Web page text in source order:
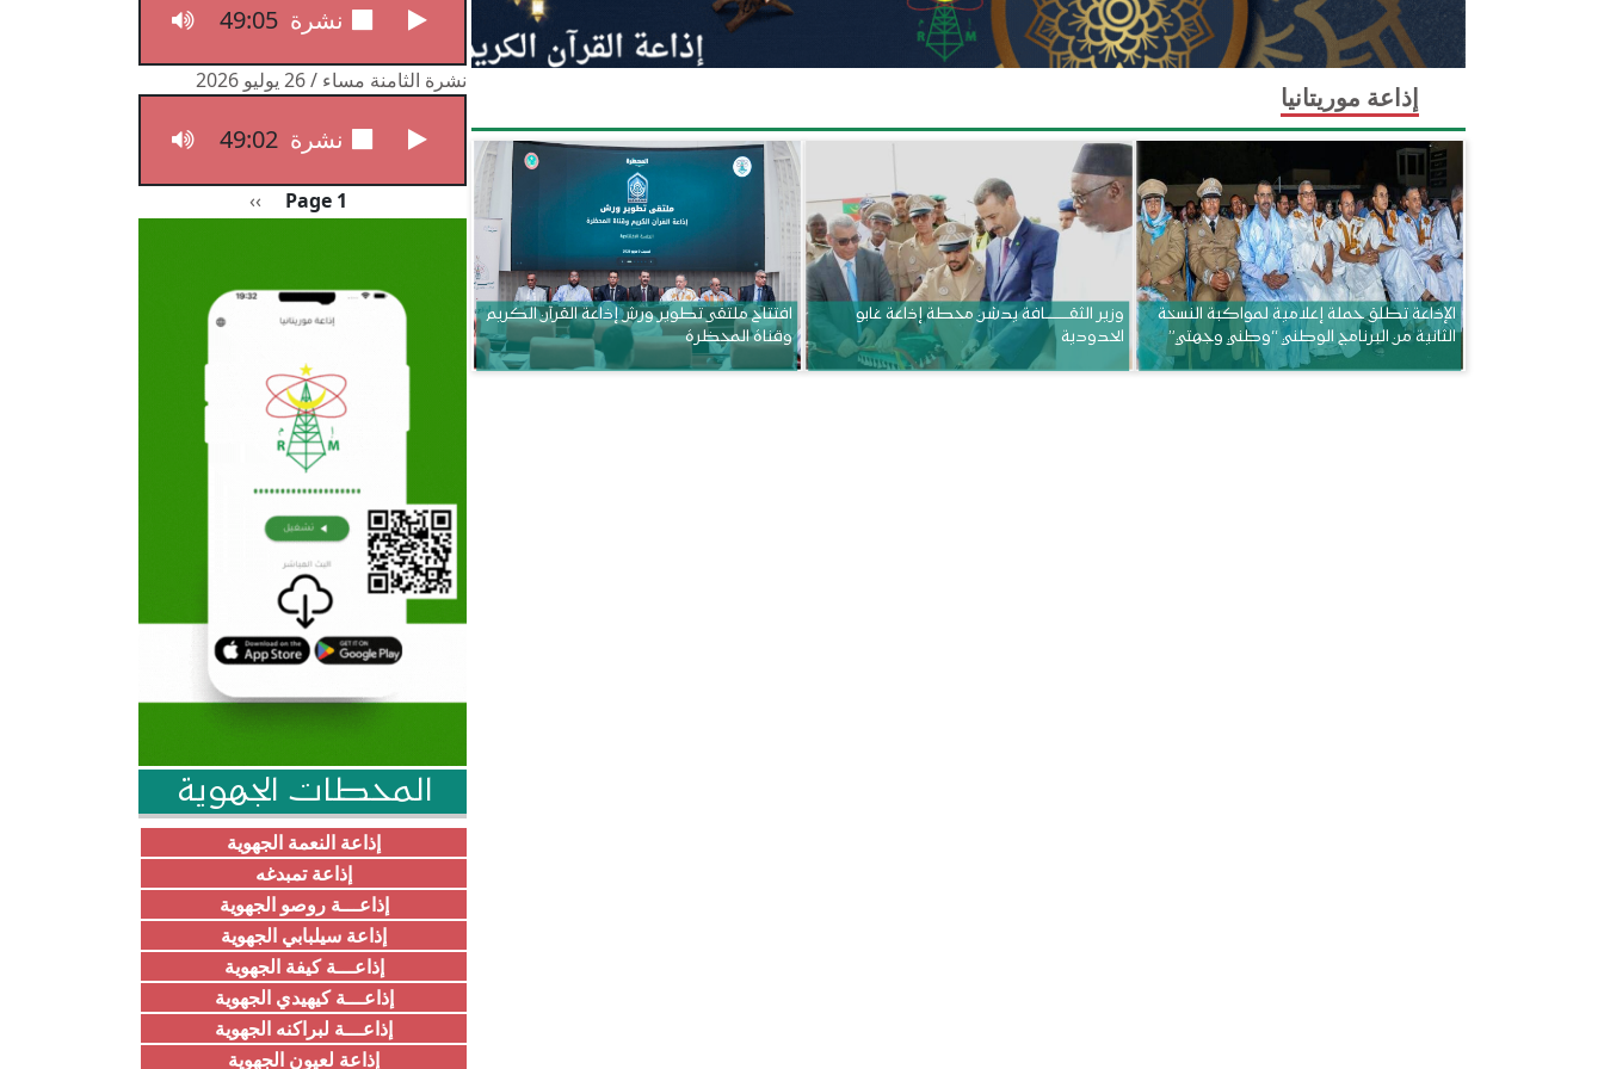
إذاعة موريتانيا
الإذاعة تطلق حملة إعلامية لمواكبة النسخة
الثانية من البرنامج الوطني “وطني وجهتي”
وزير الثقــــــــــافة يدشن محطة إذاعة غابو
الحدودية
افتتاح ملتقى تطوير ورش إذاعة القرآن الكريم
وقناة المحظرة
نشرة الثامنة مساء / 27 يوليو 2026
49:05
نشرة الثامنة مساء / 26 يوليو 2026
نشرة الثامنة مساء / 26 يوليو 2026
49:02
Pagination
Page 1 الصفحة التالية
››
المحطات الجهوية
إذاعة النعمة الجهوية
إذاعة تمبدغه
إذاعـــة روصو الجهوية
إذاعة سيلبابي الجهوية
إذاعـــة كيفة الجهوية
إذاعـــة كيهيدي الجهوية
إذاعـــة لبراكنه الجهوية
إذاعة لعيون الجهوية